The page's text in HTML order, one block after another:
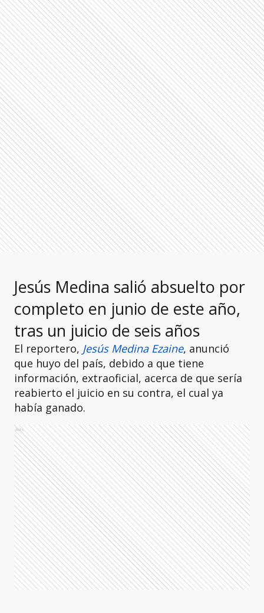
Jesús Medina salió absuelto por
completo en junio de este año,
tras un juicio de seis años
El reportero, Jesús Medina Ezaine, anunció
que huyo del país, debido a que tiene
información, extraoficial, acerca de que sería
reabierto el juicio en su contra, el cual ya
había ganado.
Ads